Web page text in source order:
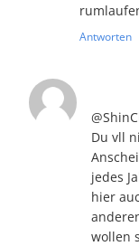
Antworten
Du vll
jedes
hier
wollen